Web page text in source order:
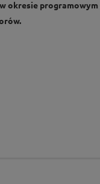
programowym